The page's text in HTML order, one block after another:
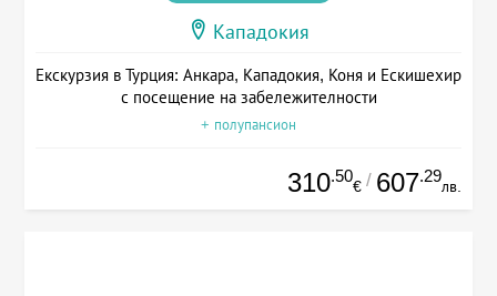
Кападокия
Екскурзия в Турция: Анкара, Кападокия, Коня и Ескишехир
с посещение на забележителности
+ полупансион
310.50
€ / 607.29
лв.